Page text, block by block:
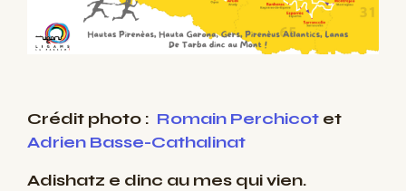
Crédit photo : Romain Perchicot et
Adrien Basse-Cathalinat
Adishatz e dinc au mes qui vien.